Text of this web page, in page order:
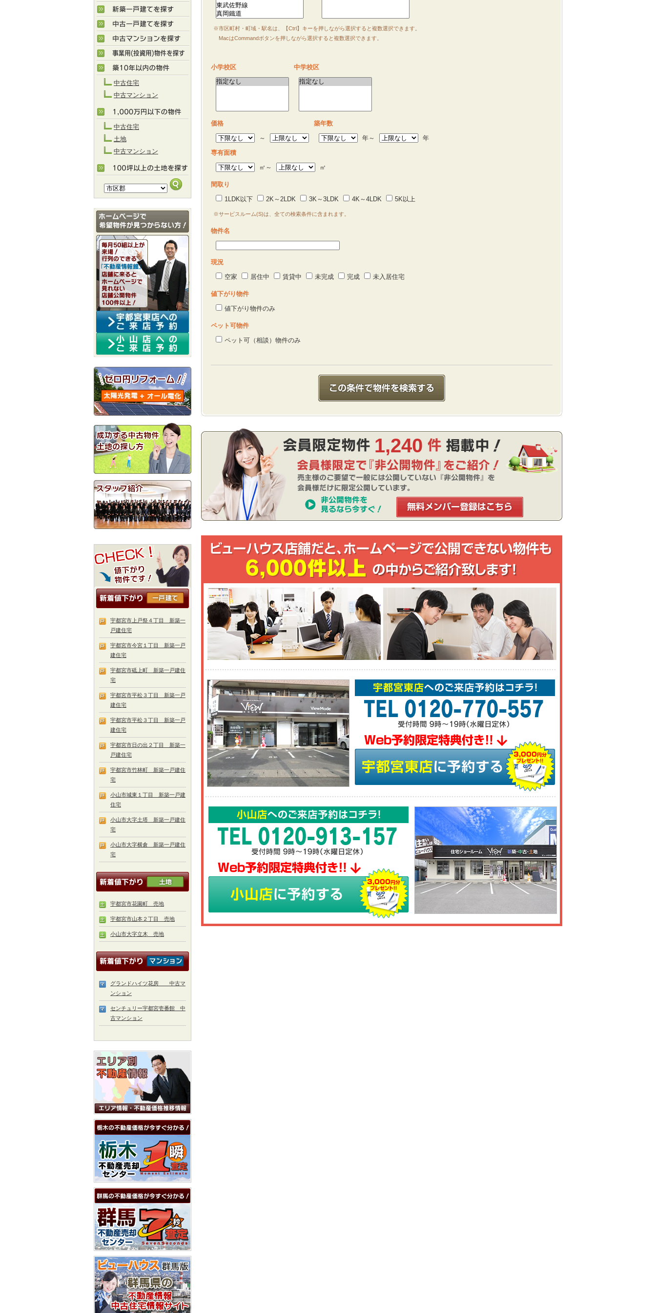
※市区町村・町域・駅名は、【Ctrl】キーを押しながら選択すると複数選択できます。
MacはCommandボタンを押しながら選択すると複数選択できます。
小学校区 中学校区
価格
築年数
～
年～
年
専有面積
㎡～
㎡
間取り
1LDK以下
2K～2LDK 3K～3LDK 4K～4LDK 5K以上
※サービスルーム(S)は、全ての検索条件に含まれます。
物件名
現況
空家
居住中 賃貸中 未完成 完成 未入居住宅
値下がり物件
値下がり物件のみ
ペット可物件
ペット可（相談）物件のみ
1,240
中古住宅
中古マンション
中古住宅
土地
中古マンション
宇都宮市上戸祭４丁目 新築一
戸建住宅
宇都宮市今宮１丁目 新築一戸
建住宅
宇都宮市砥上町 新築一戸建住
宅
宇都宮市平松３丁目 新築一戸
建住宅
宇都宮市平松３丁目 新築一戸
建住宅
宇都宮市日の出２丁目 新築一
戸建住宅
宇都宮市竹林町 新築一戸建住
宅
小山市城東１丁目 新築一戸建
住宅
小山市大字土塔 新築一戸建住
宅
小山市大字横倉 新築一戸建住
宅
宇都宮市花園町 売地
宇都宮市山本２丁目 売地
小山市大字立木 売地
グランドハイツ花房 中古マ
ンション
センチュリー宇都宮壱番館 中
古マンション